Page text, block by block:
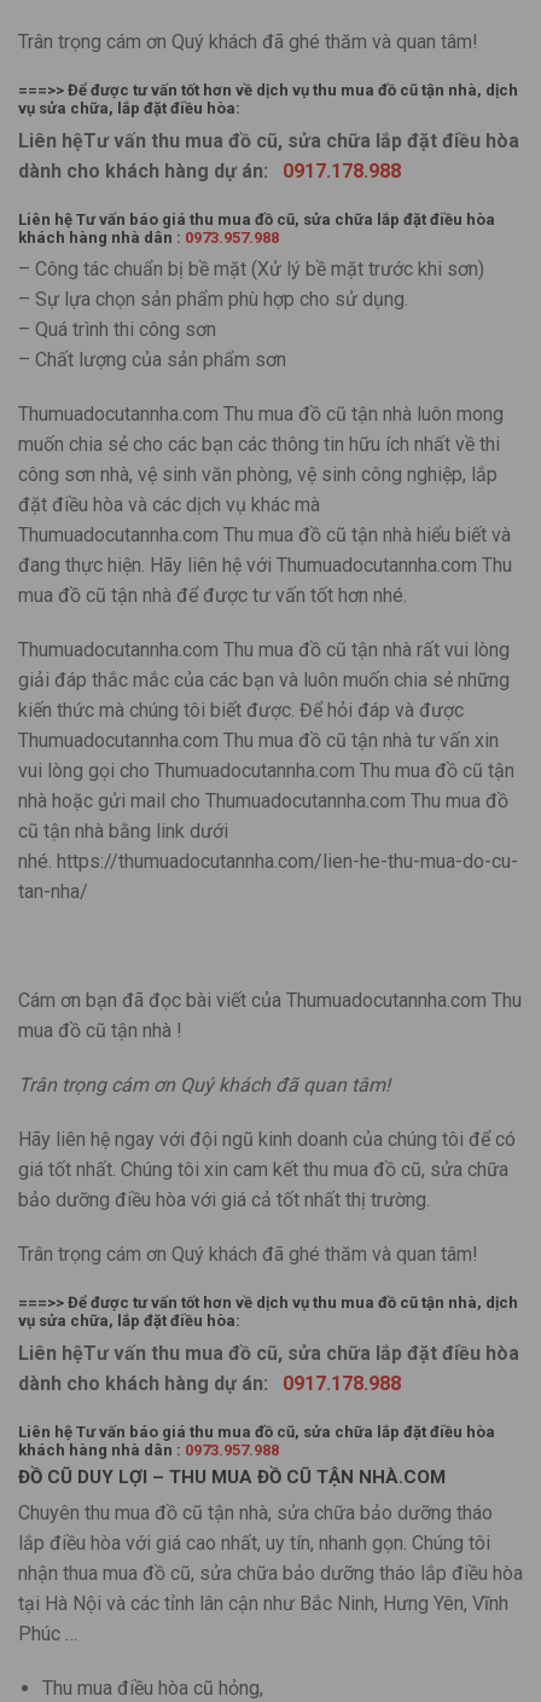
Trân trọng cám ơn Quý khách đã ghé thăm và quan tâm!
===>> Để được tư vấn tốt hơn về dịch vụ thu mua đồ cũ tận nhà, dịch
vụ sửa chữa, lắp đặt điều hòa:
Liên hệTư vấn thu mua đồ cũ, sửa chữa lắp đặt điều hòa
dành cho khách hàng dự án:
0917.178.988
Liên hệ Tư vấn báo giá thu mua đồ cũ, sửa chữa lắp đặt điều hòa
khách hàng nhà dân : 0973.957.988
– Công tác chuẩn bị bề mặt (Xử lý bề mặt trước khi sơn)
– Sự lựa chọn sản phẩm phù hợp cho sử dụng.
– Quá trình thi công sơn
– Chất lượng của sản phẩm sơn
Thumuadocutannha.com Thu mua đồ cũ tận nhà luôn mong
muốn chia sẻ cho các bạn các thông tin hữu ích nhất về thi
công sơn nhà, vệ sinh văn phòng, vệ sinh công nghiệp, lắp
đặt điều hòa và các dịch vụ khác mà
Thumuadocutannha.com Thu mua đồ cũ tận nhà hiểu biết và
đang thực hiện. Hãy liên hệ với Thumuadocutannha.com Thu
mua đồ cũ tận nhà để được tư vấn tốt hơn nhé.
Thumuadocutannha.com Thu mua đồ cũ tận nhà rất vui lòng
giải đáp thắc mắc của các bạn và luôn muốn chia sẻ những
kiến thức mà chúng tôi biết được. Để hỏi đáp và được
Thumuadocutannha.com Thu mua đồ cũ tận nhà tư vấn xin
vui lòng gọi cho Thumuadocutannha.com Thu mua đồ cũ tận
nhà hoặc gửi mail cho Thumuadocutannha.com Thu mua đồ
cũ tận nhà bằng link dưới
nhé. https://thumuadocutannha.com/lien-he-thu-mua-do-cu-
tan-nha/
Cám ơn bạn đã đọc bài viết của Thumuadocutannha.com Thu
mua đồ cũ tận nhà !
Trân trọng cám ơn Quý khách đã quan tâm!
Hãy liên hệ ngay với đội ngũ kinh doanh của chúng tôi để có
giá tốt nhất. Chúng tôi xin cam kết thu mua đồ cũ, sửa chữa
bảo dưỡng điều hòa với giá cả tốt nhất thị trường.
Trân trọng cám ơn Quý khách đã ghé thăm và quan tâm!
===>> Để được tư vấn tốt hơn về dịch vụ thu mua đồ cũ tận nhà, dịch
vụ sửa chữa, lắp đặt điều hòa:
Liên hệTư vấn thu mua đồ cũ, sửa chữa lắp đặt điều hòa
dành cho khách hàng dự án:
0917.178.988
Liên hệ Tư vấn báo giá thu mua đồ cũ, sửa chữa lắp đặt điều hòa
khách hàng nhà dân : 0973.957.988
ĐỒ CŨ DUY LỢI – THU MUA ĐỒ CŨ TẬN NHÀ.COM
Chuyên thu mua đồ cũ tận nhà, sửa chữa bảo dưỡng tháo
lắp điều hòa với giá cao nhất, uy tín, nhanh gọn. Chúng tôi
nhận thua mua đồ cũ, sửa chữa bảo dưỡng tháo lắp điều hòa
tại Hà Nội và các tỉnh lân cận như Bắc Ninh, Hưng Yên, Vĩnh
Phúc …
Thu mua điều hòa cũ hỏng,